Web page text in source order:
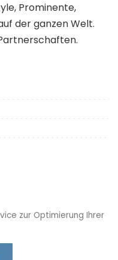
Prominente,
der ganzen Welt.
zur Optimierung Ihrer